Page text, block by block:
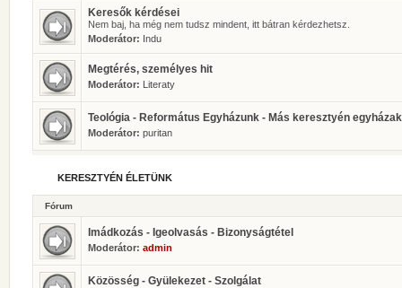
Keresők kérdései
Nem baj, ha még nem tudsz mindent, itt bátran kérdezhetsz.
Moderátor: Indu
Megtérés, személyes hit
Moderátor: Literaty
Teológia - Református Egyházunk - Más keresztyén egyházak
Moderátor: puritan
KERESZTYÉN ÉLETÜNK
Fórum
Imádkozás - Igeolvasás - Bizonyságtétel
Moderátor: admin
Közösség - Gyülekezet - Szolgálat